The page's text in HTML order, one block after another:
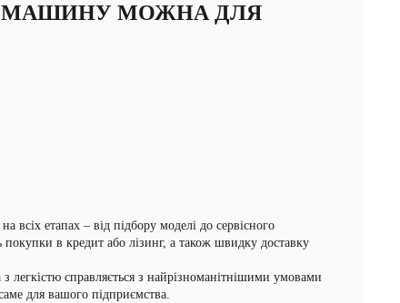
МАШИНУ МОЖНА ДЛЯ
етапах – від підбору моделі до сервісного
в кредит або лізинг, а також швидку доставку
легкістю справляється з найрізноманітнішими умовами
для вашого підприємства.